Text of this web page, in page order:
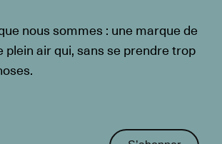
nous sommes : une marque de
air qui, sans se prendre trop